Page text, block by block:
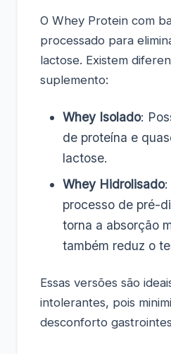
O Whey Protein com
processado para
lactose. Existem
suplemento:
Whey Isolado:
de proteína e
lactose.
Whey Hidrolisado:
processo de pré-
torna a absorção
também reduz o
Essas versões são
intolerantes, pois
desconforto